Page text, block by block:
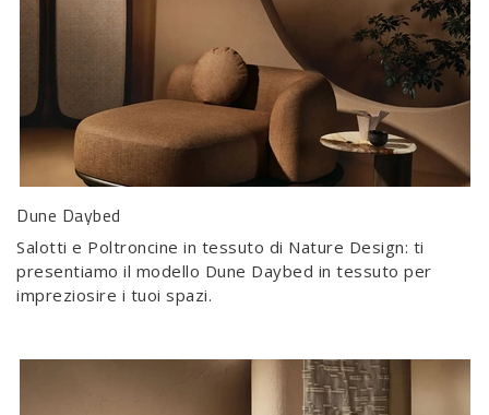
Dune Daybed
Salotti e Poltroncine in tessuto di Nature Design: ti
presentiamo il modello Dune Daybed in tessuto per
impreziosire i tuoi spazi.